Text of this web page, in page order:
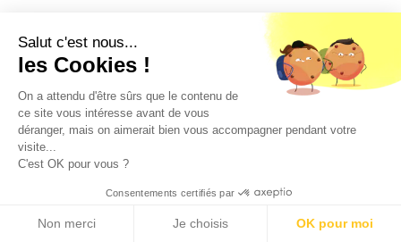
MON COMPTE
INFORMATIONS SUR VOTRE BOUTIQUE
Salut c'est nous...
les Cookies !
On a attendu d'être sûrs que le contenu de
ce site vous intéresse avant de vous
déranger, mais on aimerait bien vous accompagner pendant votre
visite...
C'est OK pour vous ?
Consentements certifiés par
Non merci Je choisis OK pour moi